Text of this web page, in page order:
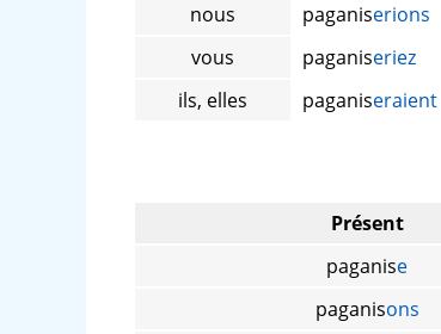
nous
paganiserions
vous
paganiseriez
ils, elles
paganiseraient
Présent
paganise
paganisons